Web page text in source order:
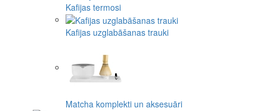
Kafijas termosi
Kafijas uzglabāšanas trauki
Matcha komplekti un aksesuāri